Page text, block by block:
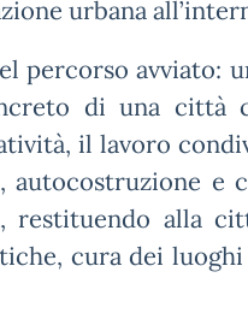
urbana
percorso avviato:
di una città
il lavoro
e
restituendo alla
cura dei